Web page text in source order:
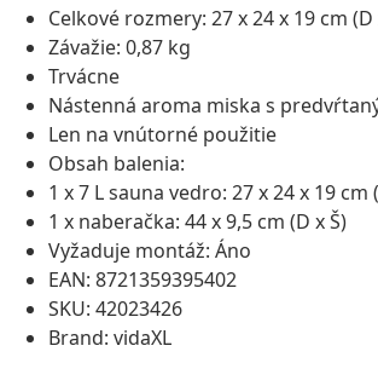
Celkové rozmery: 27 x 24 x 19 cm (D
Závažie: 0,87 kg
Trvácne
Nástenná aroma miska s
Len na vnútorné použitie
Obsah balenia:
1 x 7 L sauna vedro: 27 x 24 x 19 cm
1 x naberačka: 44 x 9,5 cm (D x Š)
Vyžaduje montáž: Áno
EAN: 8721359395402
SKU: 42023426
Brand: vidaXL